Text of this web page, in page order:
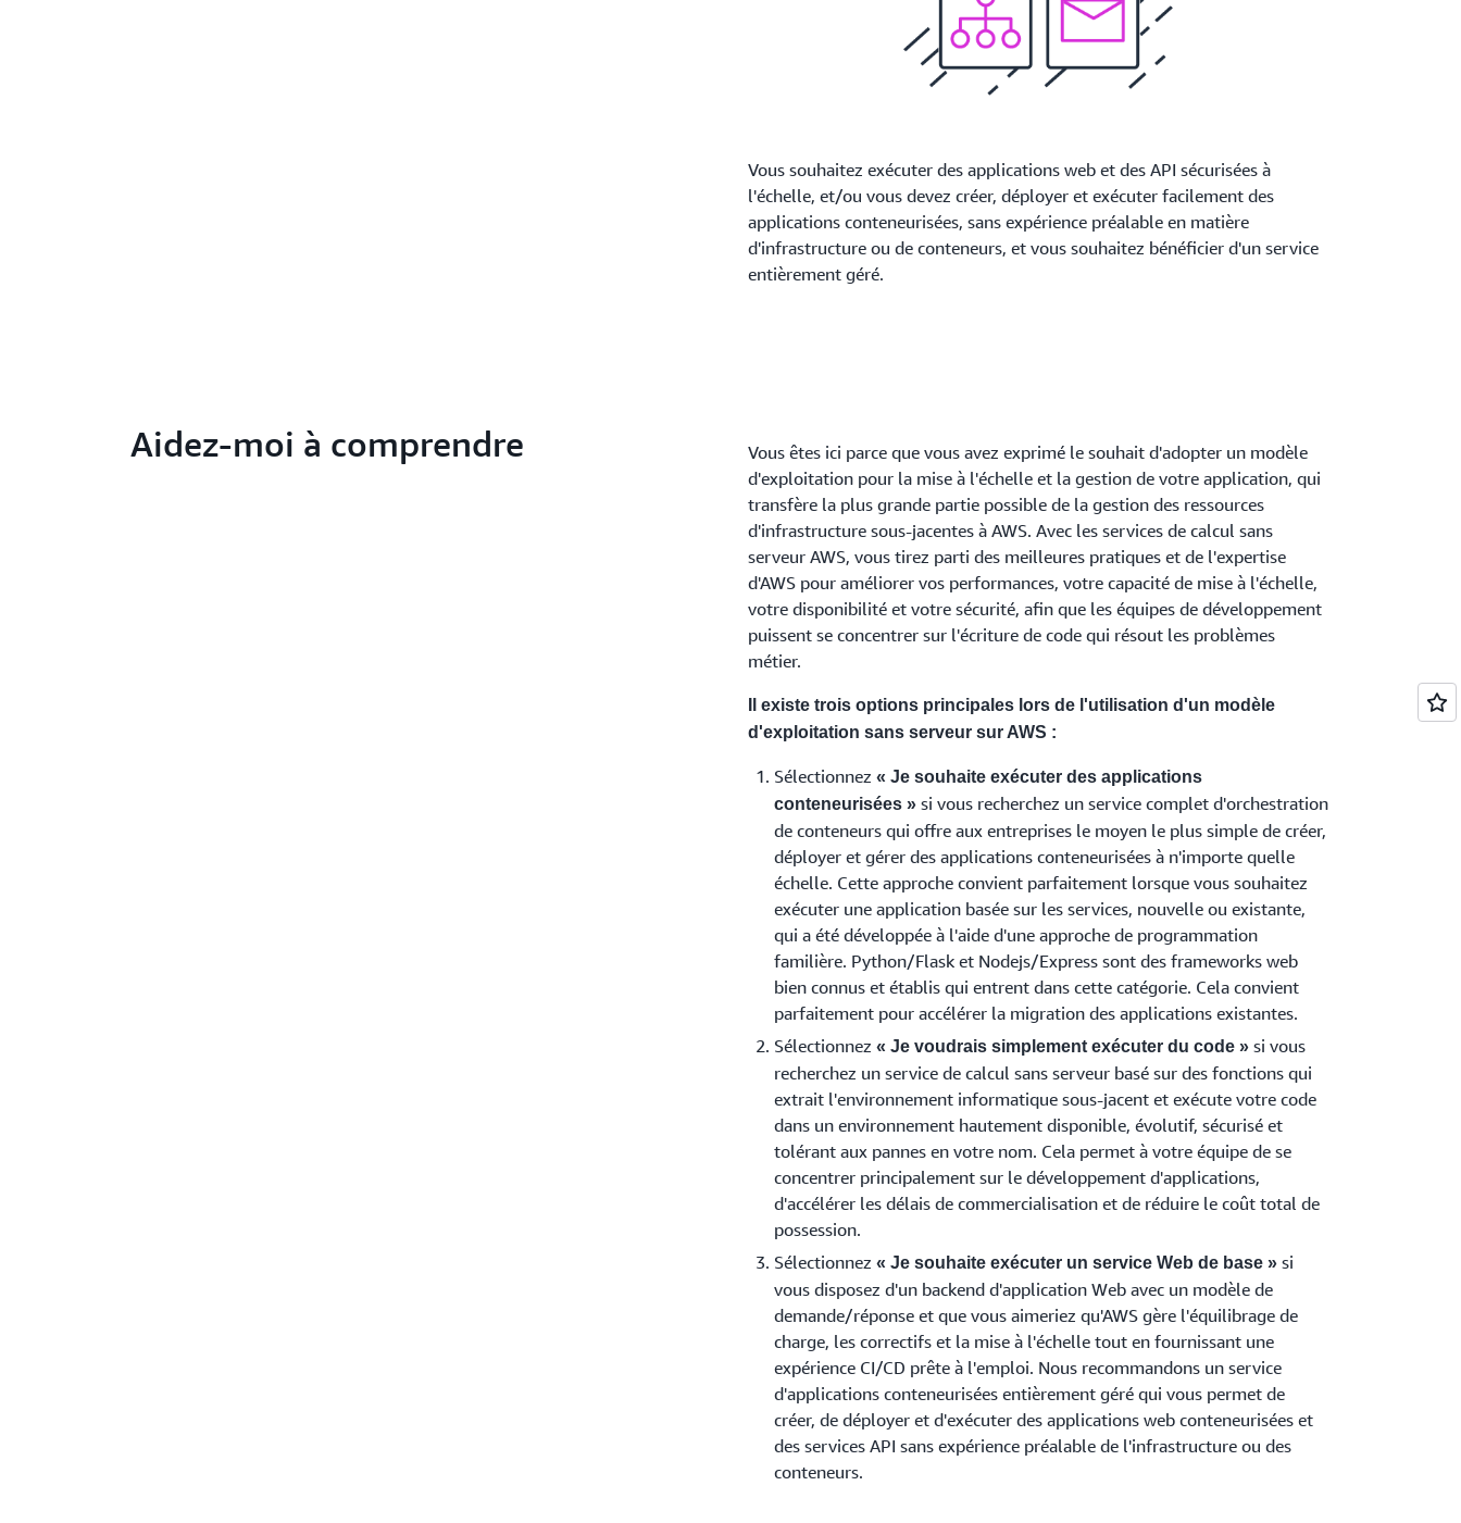
Vous souhaitez exécuter des applications web et des API sécurisées à
l'échelle, et/ou vous devez créer, déployer et exécuter facilement des
applications conteneurisées, sans expérience préalable en matière
d'infrastructure ou de conteneurs, et vous souhaitez bénéficier d'un service
entièrement géré.
Vous souhaitez déléguer à AWS la plus grande partie possible de la gestion
de l'infrastructure et des opérations et vous allez créer des applications
déployées sous forme de fonctions. Cette approche convient parfaitement à
la création d'applications basées sur les événements ou de nouvelles
applications web/demandes-réponses synchrones.
Sélectionner
Aidez-moi à comprendre
Vous êtes ici parce que vous avez exprimé le souhait d'adopter un modèle
d'exploitation pour la mise à l'échelle et la gestion de votre application, qui
transfère la plus grande partie possible de la gestion des ressources
d'infrastructure sous-jacentes à AWS. Avec les services de calcul sans
serveur AWS, vous tirez parti des meilleures pratiques et de l'expertise
d'AWS pour améliorer vos performances, votre capacité de mise à l'échelle,
votre disponibilité et votre sécurité, afin que les équipes de développement
puissent se concentrer sur l'écriture de code qui résout les problèmes
métier.
Il existe trois options principales lors de l'utilisation d'un modèle
d'exploitation sans serveur sur AWS :
Sélectionnez « Je souhaite exécuter des applications
conteneurisées » si vous recherchez un service complet d'orchestration
de conteneurs qui offre aux entreprises le moyen le plus simple de créer,
déployer et gérer des applications conteneurisées à n'importe quelle
échelle. Cette approche convient parfaitement lorsque vous souhaitez
exécuter une application basée sur les services, nouvelle ou existante,
qui a été développée à l'aide d'une approche de programmation
familière. Python/Flask et Nodejs/Express sont des frameworks web
bien connus et établis qui entrent dans cette catégorie. Cela convient
parfaitement pour accélérer la migration des applications existantes.
Sélectionnez « Je voudrais simplement exécuter du code » si vous
recherchez un service de calcul sans serveur basé sur des fonctions qui
extrait l'environnement informatique sous-jacent et exécute votre code
dans un environnement hautement disponible, évolutif, sécurisé et
tolérant aux pannes en votre nom. Cela permet à votre équipe de se
concentrer principalement sur le développement d'applications,
d'accélérer les délais de commercialisation et de réduire le coût total de
possession.
Sélectionnez « Je souhaite exécuter un service Web de base » si
vous disposez d'un backend d'application Web avec un modèle de
demande/réponse et que vous aimeriez qu'AWS gère l'équilibrage de
charge, les correctifs et la mise à l'échelle tout en fournissant une
expérience CI/CD prête à l'emploi. Nous recommandons un service
d'applications conteneurisées entièrement géré qui vous permet de
créer, de déployer et d'exécuter des applications web conteneurisées et
des services API sans expérience préalable de l'infrastructure ou des
conteneurs.